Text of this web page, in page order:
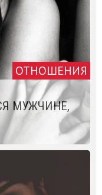
ОТНОШЕНИЯ
МУЖЧИНЕ,